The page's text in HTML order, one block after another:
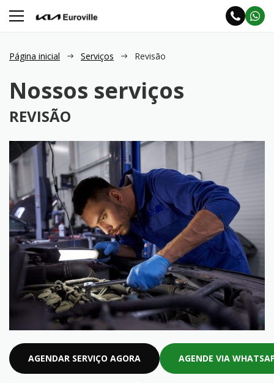
Página inicial Serviços Revisão
Nossos serviços
REVISÃO
AGENDAR SERVIÇO AGORA AGENDE VIA